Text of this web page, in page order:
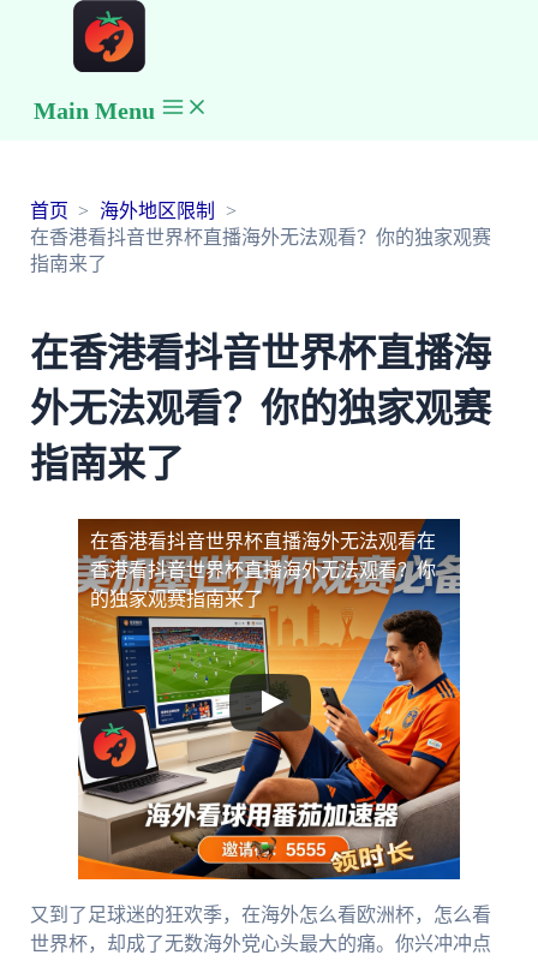
Main Menu
首页
海外地区限制
在香港看抖音世界杯直播海外无法观看？你的独家观赛
指南来了
在香港看抖音世界杯直播海
外无法观看？你的独家观赛
指南来了
在香港看抖音世界杯直播海外无法观看在
香港看抖音世界杯直播海外无法观看？你
的独家观赛指南来了
又到了足球迷的狂欢季，在海外怎么看欧洲杯，怎么看
世界杯，却成了无数海外党心头最大的痛。你兴冲冲点